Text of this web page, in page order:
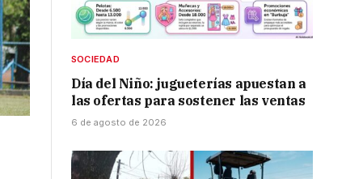
SOCIEDAD
Día del Niño: jugueterías apuestan a
las ofertas para sostener las ventas
6 de agosto de 2026